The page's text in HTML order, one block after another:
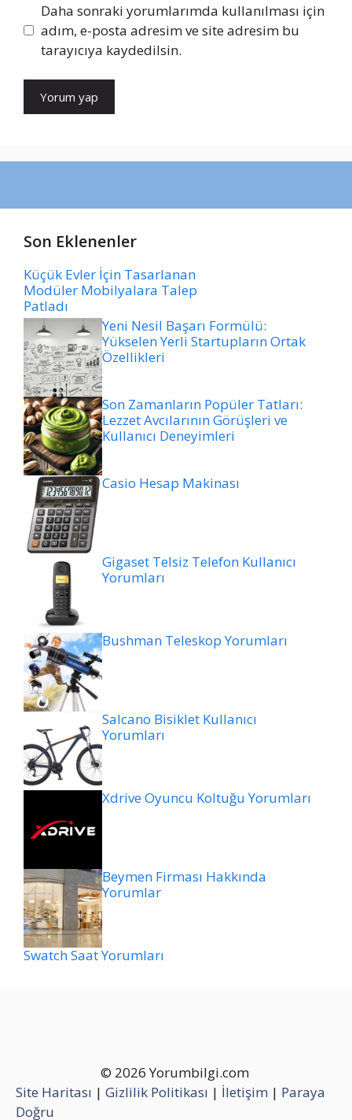
Daha sonraki yorumlarımda kullanılması için
adım, e-posta adresim ve site adresim bu
tarayıcıya kaydedilsin.
Son Eklenenler
Küçük Evler İçin Tasarlanan
Modüler Mobilyalara Talep
Patladı
Yeni Nesil Başarı Formülü:
Yükselen Yerli Startupların Ortak
Özellikleri
Son Zamanların Popüler Tatları:
Lezzet Avcılarının Görüşleri ve
Kullanıcı Deneyimleri
Casio Hesap Makinası
Gigaset Telsiz Telefon Kullanıcı
Yorumları
Bushman Teleskop Yorumları
Salcano Bisiklet Kullanıcı
Yorumları
Xdrive Oyuncu Koltuğu Yorumları
Beymen Firması Hakkında
Yorumlar
Swatch Saat Yorumları
© 2026 Yorumbilgi.com
Site Haritası | Gizlilik Politikası | İletişim | Paraya
Doğru